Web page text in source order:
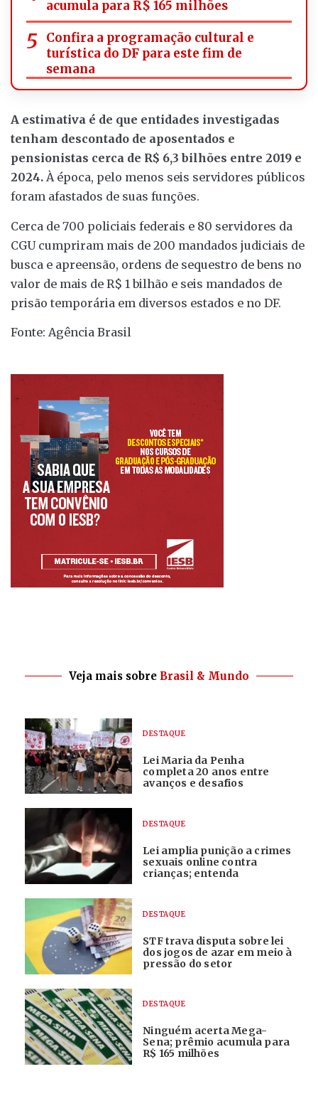
acumula para R$ 165 milhões
Confira a programação cultural e
turística do DF para este fim de
semana
A estimativa é de que entidades investigadas
tenham descontado de aposentados e
pensionistas cerca de R$ 6,3 bilhões entre 2019 e
2024. À época, pelo menos seis servidores públicos
foram afastados de suas funções.
Cerca de 700 policiais federais e 80 servidores da
CGU cumpriram mais de 200 mandados judiciais de
busca e apreensão, ordens de sequestro de bens no
valor de mais de R$ 1 bilhão e seis mandados de
prisão temporária em diversos estados e no DF.
Fonte: Agência Brasil
Veja mais sobre Brasil & Mundo
DESTAQUE
Lei Maria da Penha
completa 20 anos entre
avanços e desafios
DESTAQUE
Lei amplia punição a crimes
sexuais online contra
crianças; entenda
DESTAQUE
STF trava disputa sobre lei
dos jogos de azar em meio à
pressão do setor
DESTAQUE
Ninguém acerta Mega-
Sena; prêmio acumula para
R$ 165 milhões